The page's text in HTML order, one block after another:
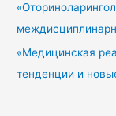
«Медицинская
тенденции и